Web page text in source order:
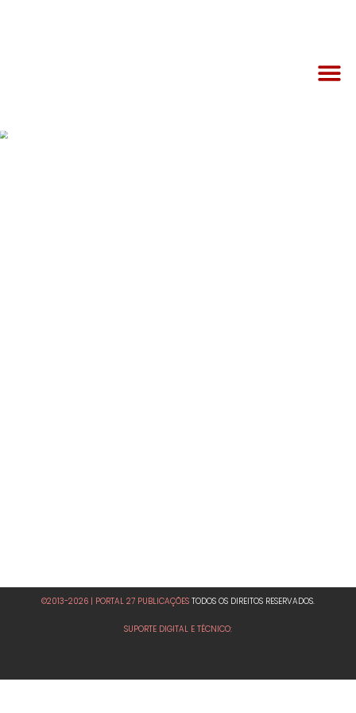
©2013-2026 | PORTAL 27 PUBLICAÇÕES TODOS OS DIREITOS RESERVADOS.
SUPORTE DIGITAL E TÉCNICO: